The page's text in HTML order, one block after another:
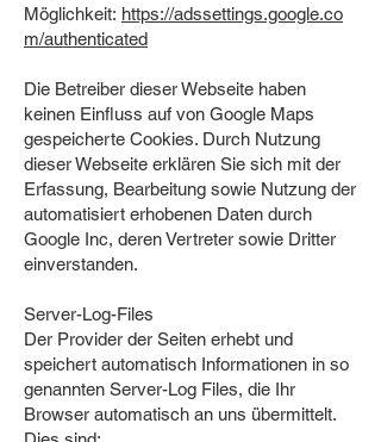
Möglichkeit: https://adssettings.google.co
m/authenticated
Die Betreiber dieser Webseite haben
keinen Einfluss auf von Google Maps
gespeicherte Cookies. Durch Nutzung
dieser Webseite erklären Sie sich mit der
Erfassung, Bearbeitung sowie Nutzung der
automatisiert erhobenen Daten durch
Google Inc, deren Vertreter sowie Dritter
einverstanden.
Server-Log-Files
Der Provider der Seiten erhebt und
speichert automatisch Informationen in so
genannten Server-Log Files, die Ihr
Browser automatisch an uns übermittelt.